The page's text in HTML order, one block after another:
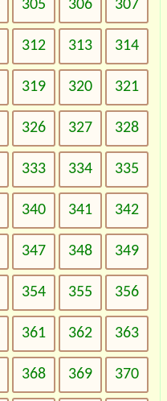
305 306 307
312 313 314
319 320 321
326 327 328
333 334 335
340 341 342
347 348 349
354 355 356
361 362 363
368 369 370